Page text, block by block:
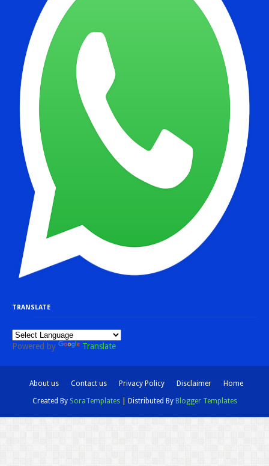
TRANSLATE
Powered by Translate
About us Contact us Privacy Policy Disclaimer Home
Created By SoraTemplates| Distributed By Blogger Templates